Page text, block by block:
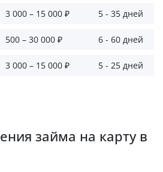
3 000 – 15 000 ₽ 5 - 35 дней
500 – 30 000 ₽ 6 - 60 дней
3 000 – 15 000 ₽ 5 - 25 дней
займа на карту в